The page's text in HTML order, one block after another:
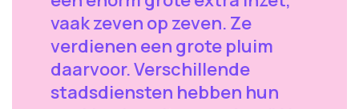
vaak zeven op zeven. Ze
verdienen een grote pluim
daarvoor. Verschillende
stadsdiensten hebben hun